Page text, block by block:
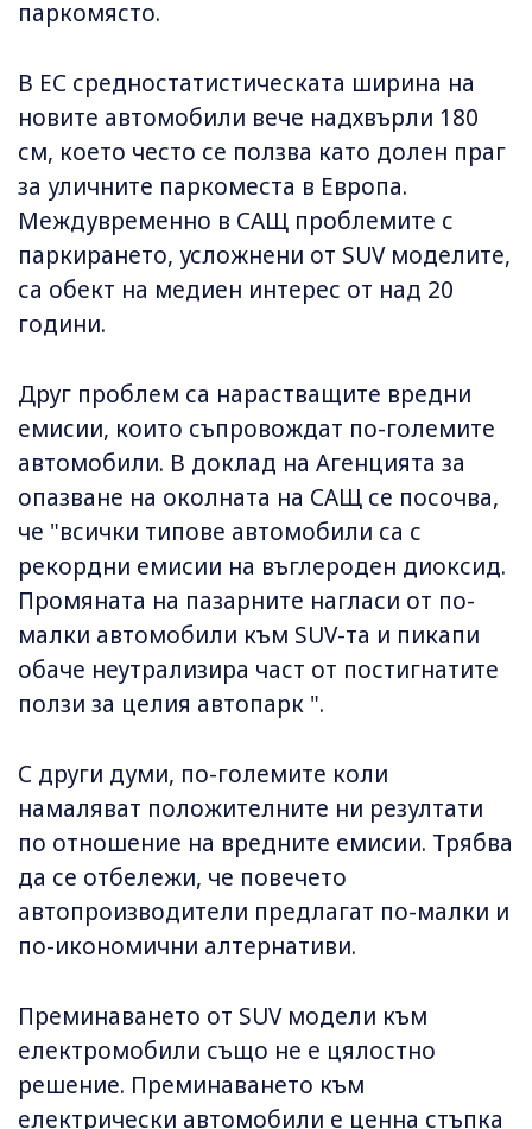
паркомясто.
В ЕС средностатистическата ширина на
новите автомобили вече надхвърли 180
см, което често се ползва като долен праг
за уличните паркоместа в Европа.
Междувременно в САЩ проблемите с
паркирането, усложнени от SUV моделите,
са обект на медиен интерес от над 20
години.
Друг проблем са нарастващите вредни
емисии, които съпровождат по-големите
автомобили. В доклад на Агенцията за
опазване на околната на САЩ се посочва,
че "всички типове автомобили са с
рекордни емисии на въглероден диоксид.
Промяната на пазарните нагласи от по-
малки автомобили към SUV-та и пикапи
обаче неутрализира част от постигнатите
ползи за целия автопарк ".
С други думи, по-големите коли
намаляват положителните ни резултати
по отношение на вредните емисии. Трябва
да се отбележи, че повечето
автопроизводители предлагат по-малки и
по-икономични алтернативи.
Преминаването от SUV модели към
електромобили също не е цялостно
решение. Преминаването към
електрически автомобили е ценна стъпка